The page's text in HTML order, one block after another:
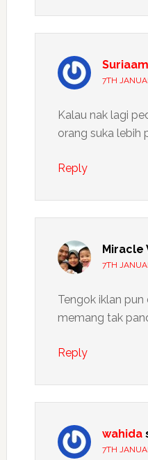
7TH
Kalau nak lagi
orang suka lebih
Reply
Miracle
7TH
Tengok iklan
memang tak
Reply
wahida
7TH